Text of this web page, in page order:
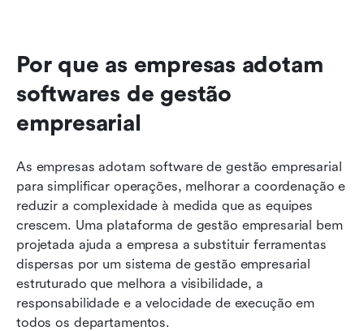
Por que as empresas adotam
softwares de gestão
empresarial
As empresas adotam software de gestão empresarial
para simplificar operações, melhorar a coordenação e
reduzir a complexidade à medida que as equipes
crescem. Uma plataforma de gestão empresarial bem
projetada ajuda a empresa a substituir ferramentas
dispersas por um sistema de gestão empresarial
estruturado que melhora a visibilidade, a
responsabilidade e a velocidade de execução em
todos os departamentos.